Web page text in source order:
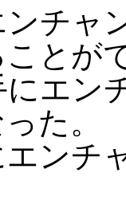
チャ
とが
エン
た。
ンチ